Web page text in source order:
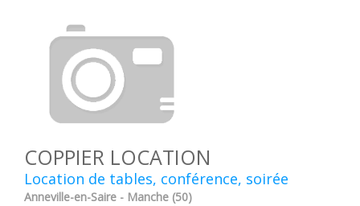
COPPIER LOCATION
Location de tables, conférence, soirée
Anneville-en-Saire - Manche (50)